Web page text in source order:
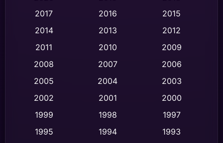
Comedy ตลก (436)
Crime อาชญากรรม (513)
Cult Film
Dance เต้น (10)
2017
2016
2015
2014
2013
2012
2011
2010
2009
2008
2007
2006
2005
2004
2003
2002
2001
2000
1999
1998
1997
1995
1994
1993